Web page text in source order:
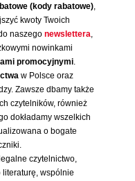
(kody rabatowe),
kwoty Twoich
naszego newslettera,
nowinkami
promocyjnymi.
w Polsce oraz
Zawsze dbamy także
czytelników, również
dokładamy wszelkich
o bogate
czytelnictwo,
literaturę, wspólnie